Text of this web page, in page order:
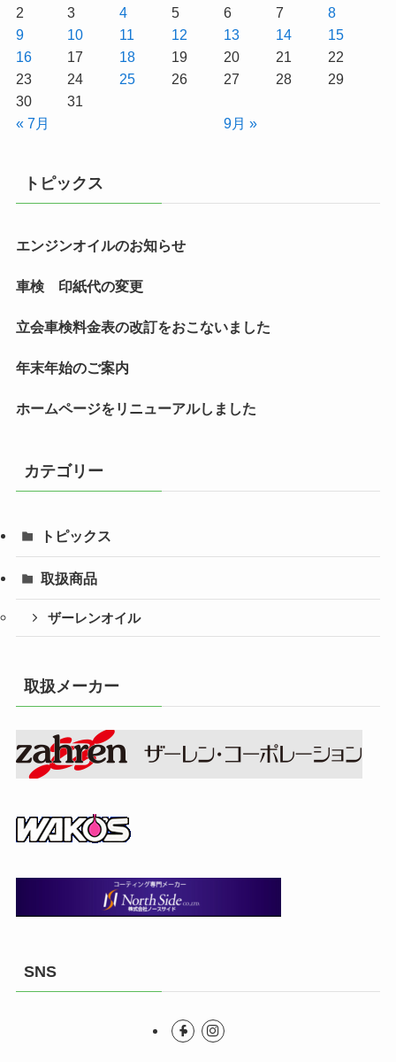
2
3 4 5 6 7
8
9
10 11 12 13 14
15
16
17 18 19 20 21
22
23
24 25 26 27 28
29
30
31
« 7月
9月 »
トピックス
エンジンオイルのお知らせ
車検 印紙代の変更
立会車検料金表の改訂をおこないました
年末年始のご案内
ホームページをリニューアルしました
カテゴリー
トピックス
取扱商品
ザーレンオイル
取扱メーカー
SNS